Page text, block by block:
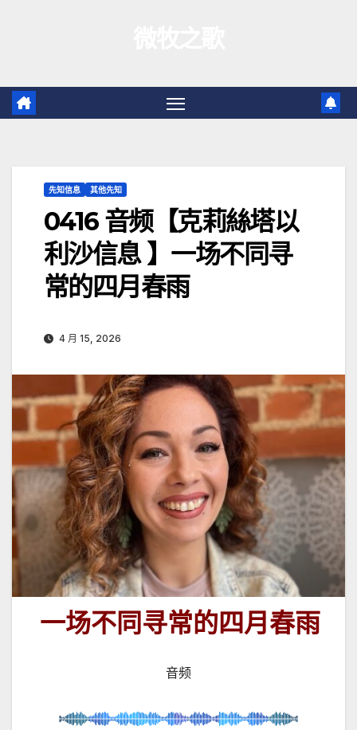
容
先知信息 其他先知
0416 音频【克莉絲塔以
利沙信息 】一场不同寻
常的四月春雨
4 月 15, 2026
一场不同寻常的四月春雨
音频